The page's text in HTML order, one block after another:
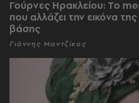
Γούρνες Ηρακλείου: To
που αλλάζει την εικόνα
βάσης
Γιάννης Μαντζίκος